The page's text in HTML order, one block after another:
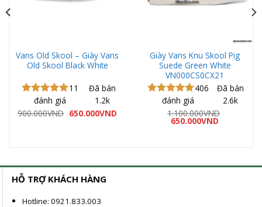
Vans Old Skool – Giày Vans
Old Skool Black White
Được xếp
hạng5.00
11
đánh giá
Đã bán
1.2k
900.000VND Giá
650.000VNDGiá
Giày Vans Knu Skool Pig
Suede Green White
VN000CS0CX21
Được xếp
hạng 5.00
406
đánh giá
Đã bán
2.6k
1.100.000VND
Giá
650.000VND
HỖ TRỢ KHÁCH HÀNG
Hotline: 0921.833.003